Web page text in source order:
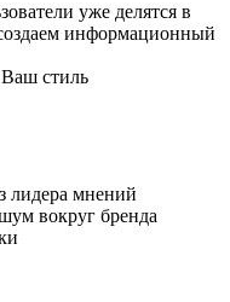
уже делятся в
информационный
стиль
лидера мнений
вокруг бренда